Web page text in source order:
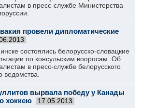
в пресс-службе Министерства
провели дипломатические
состоялись белорусско-словацкие
по консульским вопросам. Об
в пресс-службе белорусского
ведомства.
вырвала победу у Канады
хоккею
17.05.2013